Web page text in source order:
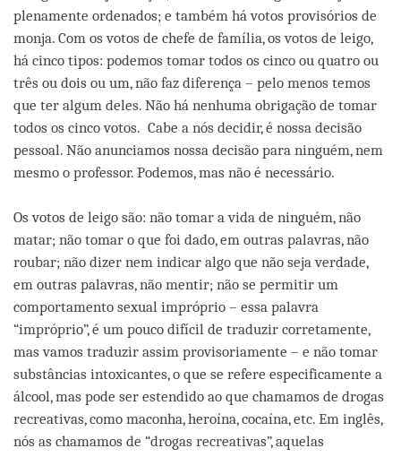
plenamente ordenados; e também há votos provisórios de
monja. Com os votos de chefe de família, os votos de leigo,
há cinco tipos: podemos tomar todos os cinco ou quatro ou
três ou dois ou um, não faz diferença – pelo menos temos
que ter algum deles. Não há nenhuma obrigação de tomar
todos os cinco votos. Cabe a nós decidir, é nossa decisão
pessoal. Não anunciamos nossa decisão para ninguém, nem
mesmo o professor. Podemos, mas não é necessário.
Os votos de leigo são: não tomar a vida de ninguém, não
matar; não tomar o que foi dado, em outras palavras, não
roubar; não dizer nem indicar algo que não seja verdade,
em outras palavras, não mentir; não se permitir um
comportamento sexual impróprio – essa palavra
“impróprio”, é um pouco difícil de traduzir corretamente,
mas vamos traduzir assim provisoriamente – e não tomar
substâncias intoxicantes, o que se refere especificamente a
álcool, mas pode ser estendido ao que chamamos de drogas
recreativas, como maconha, heroína, cocaína, etc. Em inglês,
nós as chamamos de “drogas recreativas”, aquelas